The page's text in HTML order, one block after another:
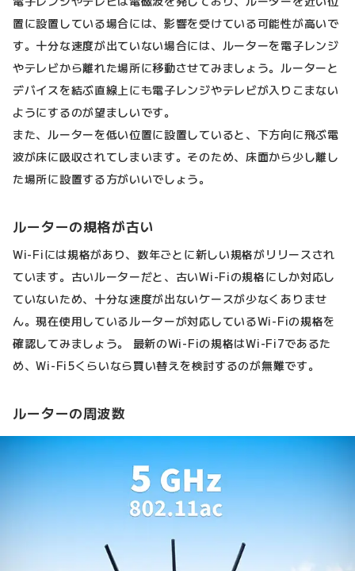
置に設置している場合には、影響を受けている可能性が高いで
す。十分な速度が出ていない場合には、ルーターを電子レンジ
やテレビから離れた場所に移動させてみましょう。ルーターと
デバイスを結ぶ直線上にも電子レンジやテレビが入りこまない
ようにするのが望ましいです。
また、ルーターを低い位置に設置していると、下方向に飛ぶ電
波が床に吸収されてしまいます。そのため、床面から少し離し
た場所に設置する方がいいでしょう。
ルーターの規格が古い
Wi-Fiには規格があり、数年ごとに新しい規格がリリースされ
ています。古いルーターだと、古いWi-Fiの規格にしか対応し
ていないため、十分な速度が出ないケースが少なくありませ
ん。現在使用しているルーターが対応しているWi-Fiの規格を
確認してみましょう。 最新のWi-Fiの規格はWi-Fi7であるた
め、Wi-Fi5くらいなら買い替えを検討するのが無難です。
ルーターの周波数